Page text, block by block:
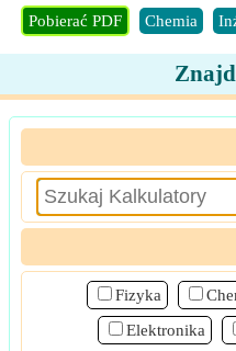
Pobierać PDF Chemia
Fizyka
Elektronika